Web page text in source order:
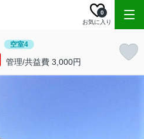
お気に入り
0
空室4
管理/共益費 3,000円